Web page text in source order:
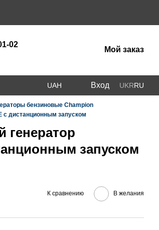
02
Мой заказ
UAH Вход UKRRU
бензиновые Champion
с дистанционным запуском
генератор
запуском
К сравнению В желания